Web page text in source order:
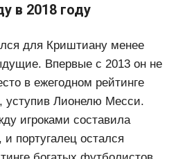
в 2018 году
для Криштиану менее
Впервые с 2013 он не
в ежегодном рейтинге
уступив Лионелю Месси.
игроками составила
португалец остался